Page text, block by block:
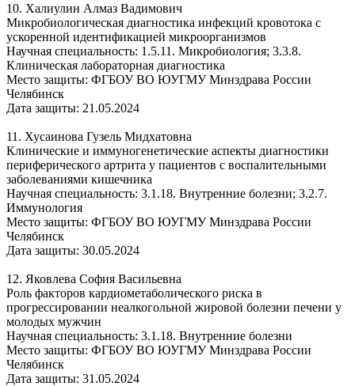
10. Халиулин Алмаз Вадимович
Микробиологическая диагностика инфекций кровотока с
ускоренной идентификацией микроорганизмов
Научная специальность: 1.5.11. Микробиология; 3.3.8.
Клиническая лабораторная диагностика
Место защиты: ФГБОУ ВО ЮУГМУ Минздрава России
Челябинск
Дата защиты: 21.05.2024
11. Хусаинова Гузель Мидхатовна
Клинические и иммуногенетические аспекты диагностики
периферического артрита у пациентов с воспалительными
заболеваниями кишечника
Научная специальность: 3.1.18. Внутренние болезни; 3.2.7.
Иммунология
Место защиты: ФГБОУ ВО ЮУГМУ Минздрава России
Челябинск
Дата защиты: 30.05.2024
12. Яковлева София Васильевна
Роль факторов кардиометаболического риска в
прогрессировании неалкогольной жировой болезни печени у
молодых мужчин
Научная специальность: 3.1.18. Внутренние болезни
Место защиты: ФГБОУ ВО ЮУГМУ Минздрава России
Челябинск
Дата защиты: 31.05.2024